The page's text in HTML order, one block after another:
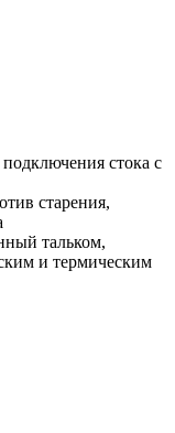
стока с
старения,
тальком,
и термическим